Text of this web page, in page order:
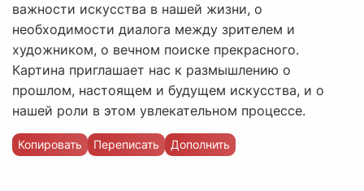
важности искусства в нашей жизни, о
необходимости диалога между зрителем и
художником, о вечном поиске прекрасного.
Картина приглашает нас к размышлению о
прошлом, настоящем и будущем искусства, и о
нашей роли в этом увлекательном процессе.
Копировать Переписать Дополнить